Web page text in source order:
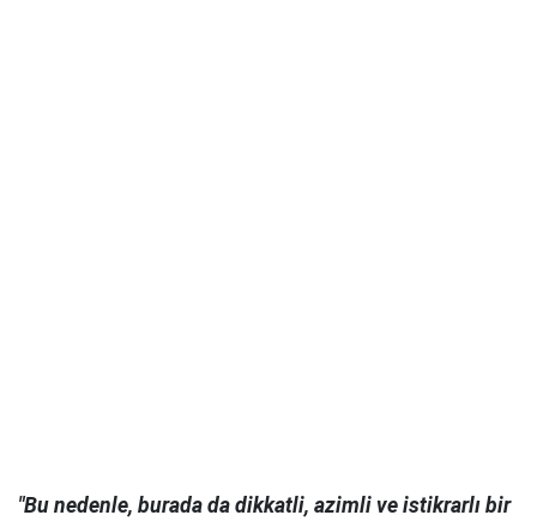
"Bu nedenle, burada da dikkatli, azimli ve istikrarlı bir